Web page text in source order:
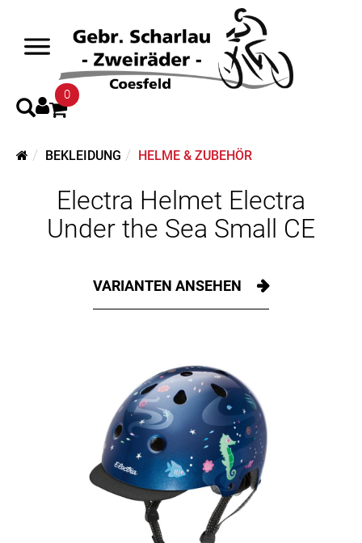
0
BEKLEIDUNG HELME & ZUBEHÖR
Electra Helmet Electra
Under the Sea Small CE
VARIANTEN ANSEHEN